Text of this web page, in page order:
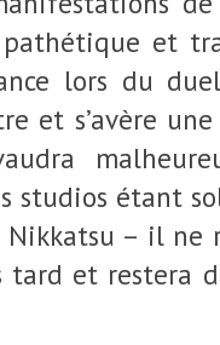
et
lors du
et s’avère
studios étant
– il ne
tard et restera